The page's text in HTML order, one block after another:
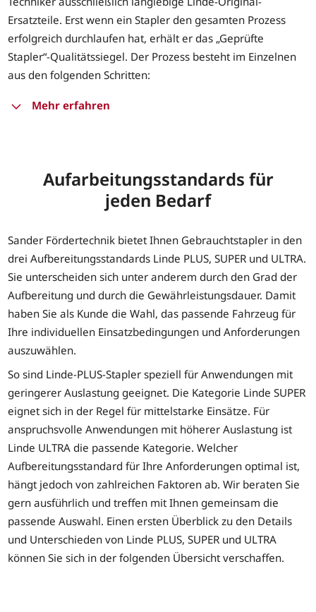
Ersatzteile. Erst wenn ein Stapler den gesamten Prozess
erfolgreich durchlaufen hat, erhält er das „Geprüfte
Stapler“-Qualitätssiegel. Der Prozess besteht im Einzelnen
aus den folgenden Schritten:
Mehr erfahren
Aufarbeitungsstandards für
jeden Bedarf
Sander Fördertechnik bietet Ihnen Gebrauchtstapler in den
drei Aufbereitungsstandards Linde PLUS, SUPER und ULTRA.
Sie unterscheiden sich unter anderem durch den Grad der
Aufbereitung und durch die Gewährleistungsdauer. Damit
haben Sie als Kunde die Wahl, das passende Fahrzeug für
Ihre individuellen Einsatzbedingungen und Anforderungen
auszuwählen.
So sind Linde-PLUS-Stapler speziell für Anwendungen mit
geringerer Auslastung geeignet. Die Kategorie Linde SUPER
eignet sich in der Regel für mittelstarke Einsätze. Für
anspruchsvolle Anwendungen mit höherer Auslastung ist
Linde ULTRA die passende Kategorie. Welcher
Aufbereitungsstandard für Ihre Anforderungen optimal ist,
hängt jedoch von zahlreichen Faktoren ab. Wir beraten Sie
gern ausführlich und treffen mit Ihnen gemeinsam die
passende Auswahl. Einen ersten Überblick zu den Details
und Unterschieden von Linde PLUS, SUPER und ULTRA
können Sie sich in der folgenden Übersicht verschaffen.